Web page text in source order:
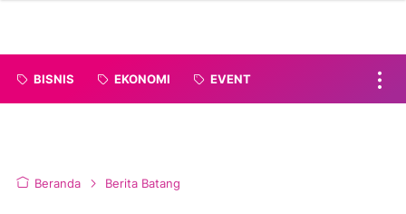
BISNIS EKONOMI EVENT
Beranda Berita Batang